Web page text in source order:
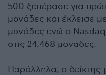
500 ξεπέρασε για
μονάδες και έκλεισε
μονάδες ενώ ο Nasdaq
στις 24.468 μονάδες.
Παράλληλα, ο δείκτης